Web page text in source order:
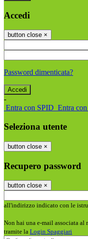
Accedi
button close ×
Password dimenticata?
-
Entra con SPID Entra
Seleziona utente
button close ×
Recupero password
button close ×
all'indirizzo indicato con le
Non hai una e-mail associata al
tramite la Login Spaggiari